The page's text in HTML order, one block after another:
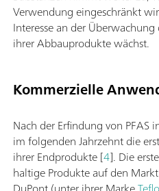
Verwendung eingeschränkt
Interesse an der
ihrer Abbauprodukte wächst.
Kommerzielle
Nach der Erfindung von PFAS
im folgenden Jahrzehnt die
ihrer Endprodukte [4]. Die
haltige Produkte auf den